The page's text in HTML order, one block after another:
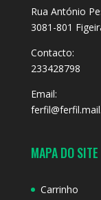
Rua António
3081-801
Contacto:
233428798
Email:
MAPA DO SITE
Carrinho